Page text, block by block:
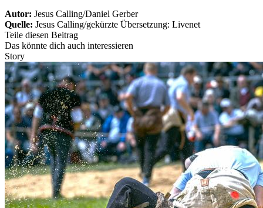
Autor: Jesus Calling/Daniel Gerber
Quelle: Jesus Calling/gekürzte Übersetzung: Livenet
Teile diesen Beitrag
Das könnte dich auch interessieren
Story